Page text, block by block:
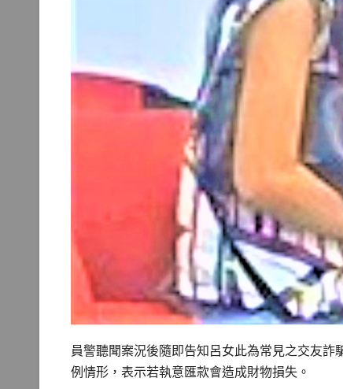
員警聽聞案況後隨即告知呂女此為常見之交友
例情形，表示若執意匯款會造成財物損失。